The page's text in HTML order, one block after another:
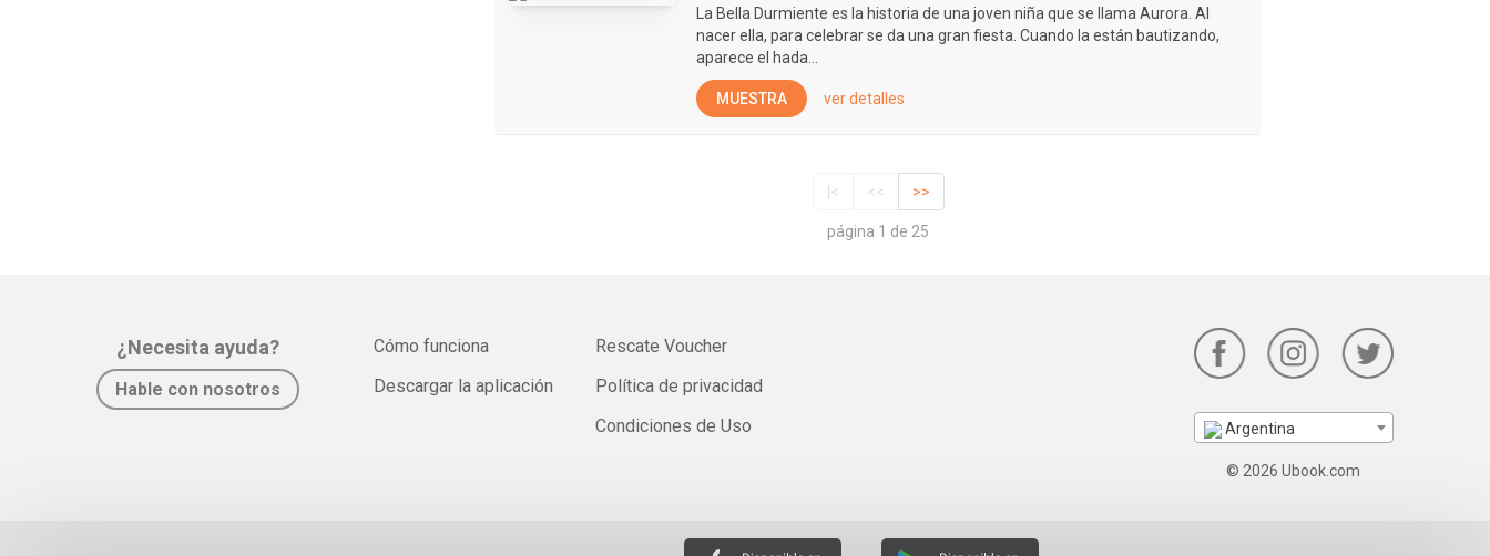
La Bella Durmiente es la historia de una joven niña que se llama Aurora. Al
nacer ella, para celebrar se da una gran fiesta. Cuando la están bautizando,
aparece el hada...
MUESTRA ver detalles
|< << >>
página 1 de 25
¿Necesita ayuda?
Hable con nosotros
Cómo funciona
Descargar la aplicación
Rescate Voucher
Política de privacidad
Condiciones de Uso
Argentina
© 2026 Ubook.com